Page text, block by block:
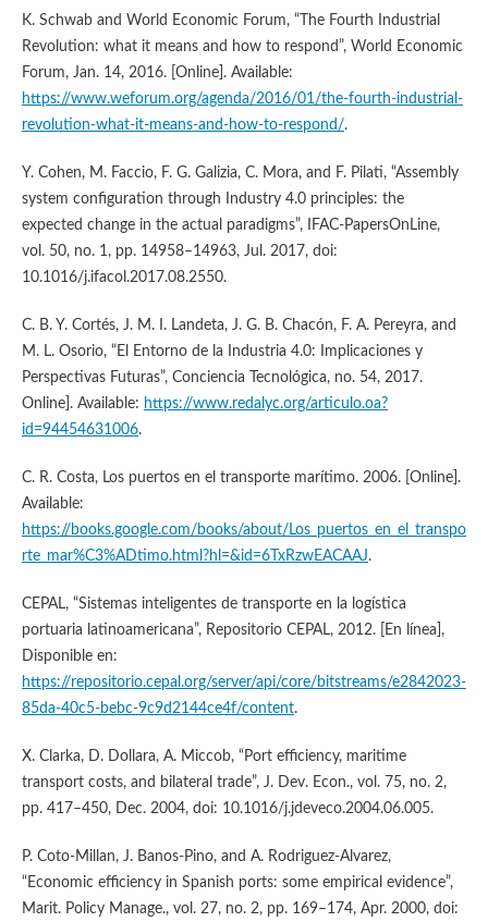
K. Schwab and World Economic Forum, “The Fourth Industrial
Revolution: what it means and how to respond”, World Economic
Forum, Jan. 14, 2016. [Online]. Available:
https://www.weforum.org/agenda/2016/01/the-fourth-industrial-
revolution-what-it-means-and-how-to-respond/.
Y. Cohen, M. Faccio, F. G. Galizia, C. Mora, and F. Pilati, “Assembly
system configuration through Industry 4.0 principles: the
expected change in the actual paradigms”, IFAC-PapersOnLine,
vol. 50, no. 1, pp. 14958–14963, Jul. 2017, doi:
10.1016/j.ifacol.2017.08.2550.
C. B. Y. Cortés, J. M. I. Landeta, J. G. B. Chacón, F. A. Pereyra, and
M. L. Osorio, “El Entorno de la Industria 4.0: Implicaciones y
Perspectivas Futuras”, Conciencia Tecnológica, no. 54, 2017.
Online]. Available: https://www.redalyc.org/articulo.oa?
id=94454631006.
C. R. Costa, Los puertos en el transporte marítimo. 2006. [Online].
Available:
https://books.google.com/books/about/Los_puertos_en_el_transpo
rte_mar%C3%ADtimo.html?hl=&id=6TxRzwEACAAJ.
CEPAL, “Sistemas inteligentes de transporte en la logística
portuaria latinoamericana”, Repositorio CEPAL, 2012. [En línea],
Disponible en:
https://repositorio.cepal.org/server/api/core/bitstreams/e2842023-
85da-40c5-bebc-9c9d2144ce4f/content.
X. Clarka, D. Dollara, A. Miccob, “Port efficiency, maritime
transport costs, and bilateral trade”, J. Dev. Econ., vol. 75, no. 2,
pp. 417–450, Dec. 2004, doi: 10.1016/j.jdeveco.2004.06.005.
P. Coto-Millan, J. Banos-Pino, and A. Rodriguez-Alvarez,
“Economic efficiency in Spanish ports: some empirical evidence”,
Marit. Policy Manage., vol. 27, no. 2, pp. 169–174, Apr. 2000, doi: